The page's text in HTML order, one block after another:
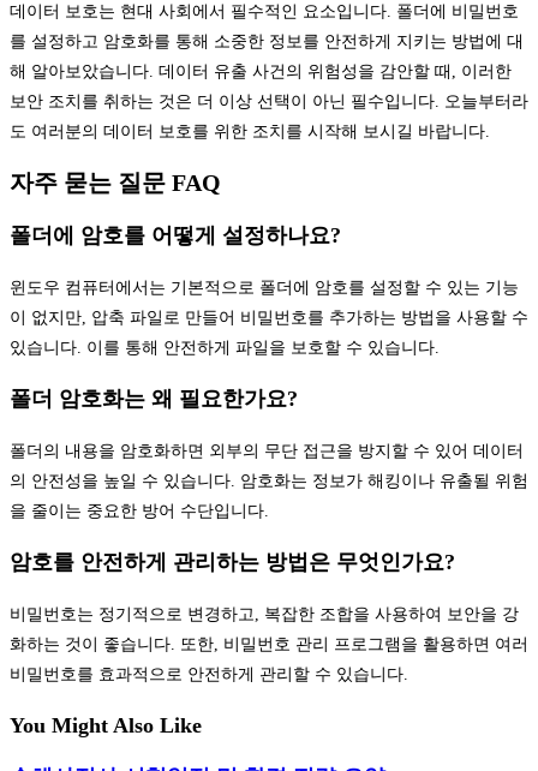
데이터 보호는 현대 사회에서 필수적인 요소입니다. 폴더에 비밀번호
를 설정하고 암호화를 통해 소중한 정보를 안전하게 지키는 방법에 대
해 알아보았습니다. 데이터 유출 사건의 위험성을 감안할 때, 이러한
보안 조치를 취하는 것은 더 이상 선택이 아닌 필수입니다. 오늘부터라
도 여러분의 데이터 보호를 위한 조치를 시작해 보시길 바랍니다.
자주 묻는 질문 FAQ
폴더에 암호를 어떻게 설정하나요?
윈도우 컴퓨터에서는 기본적으로 폴더에 암호를 설정할 수 있는 기능
이 없지만, 압축 파일로 만들어 비밀번호를 추가하는 방법을 사용할 수
있습니다. 이를 통해 안전하게 파일을 보호할 수 있습니다.
폴더 암호화는 왜 필요한가요?
폴더의 내용을 암호화하면 외부의 무단 접근을 방지할 수 있어 데이터
의 안전성을 높일 수 있습니다. 암호화는 정보가 해킹이나 유출될 위험
을 줄이는 중요한 방어 수단입니다.
암호를 안전하게 관리하는 방법은 무엇인가요?
비밀번호는 정기적으로 변경하고, 복잡한 조합을 사용하여 보안을 강
화하는 것이 좋습니다. 또한, 비밀번호 관리 프로그램을 활용하면 여러
비밀번호를 효과적으로 안전하게 관리할 수 있습니다.
You Might Also Like